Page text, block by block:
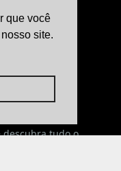
que você
site.
descubra tudo o